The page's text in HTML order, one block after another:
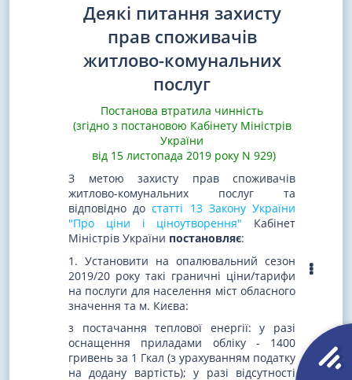
Деякі питання захисту
прав споживачів
житлово-комунальних
послуг
Постанова втратила чинність
(згідно з постановою Кабінету Міністрів
України
від 15 листопада 2019 року N 929)
З метою захисту прав споживачів
житлово-комунальних послуг та
відповідно достатті 13 Закону України
"Про ціни і ціноутворення" Кабінет
Міністрів України постановляє:
1. Установити на опалювальний сезон
2019/20 року такі граничні ціни/тарифи
на послуги для населення міст обласного
значення та м. Києва:
з постачання теплової енергії: у разі
оснащення приладами обліку - 1400
гривень за 1 Гкал (з урахуванням податку
на додану вартість); у разі відсутності